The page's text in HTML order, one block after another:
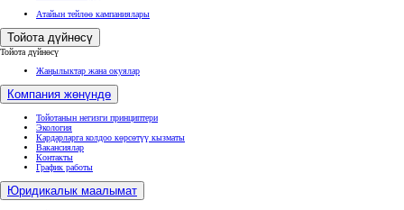
Атайын тейлөө кампаниялары
Тойота дүйнөсү
Тойота дүйнөсү
Жаңылыктар жана окуялар
Компания жөнүндө
Тойотанын негизги принциптери
Экология
Кардарларга колдоо көрсөтүү кызматы
Вакансиялар
Контакты
График работы
Юридикалык маалымат